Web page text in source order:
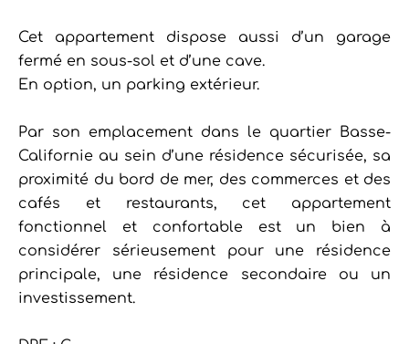
Cet appartement dispose aussi d’un garage
fermé en sous-sol et d’une cave.
En option, un parking extérieur.
Par son emplacement dans le quartier Basse-
Californie au sein d’une résidence sécurisée, sa
proximité du bord de mer, des commerces et des
cafés et restaurants, cet appartement
fonctionnel et confortable est un bien à
considérer sérieusement pour une résidence
principale, une résidence secondaire ou un
investissement.